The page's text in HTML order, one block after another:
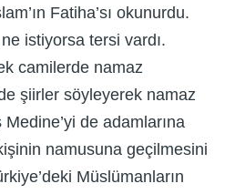
Fatiha’sı okunurdu.
istiyorsa tersi vardı.
camilerde namaz
şiirler söyleyerek namaz
Medine’yi de adamlarına
namusuna geçilmesini
Müslümanların